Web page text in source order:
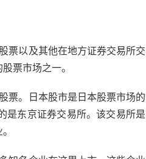
票以及其他在地方证券交易所交
票市场之一。
票。日本股市是日本股票市场的
是东京证券交易所。该交易所是